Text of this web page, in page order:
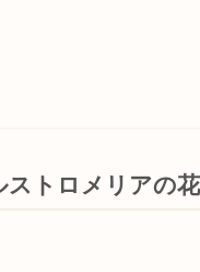
ストロメリアの